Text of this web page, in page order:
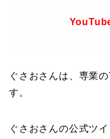
ぐさおさんは、専業
す 。
ぐさおさんの公式ツ